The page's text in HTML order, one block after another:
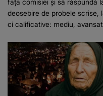
deosebire de probele scrise,
ci calificative: mediu,